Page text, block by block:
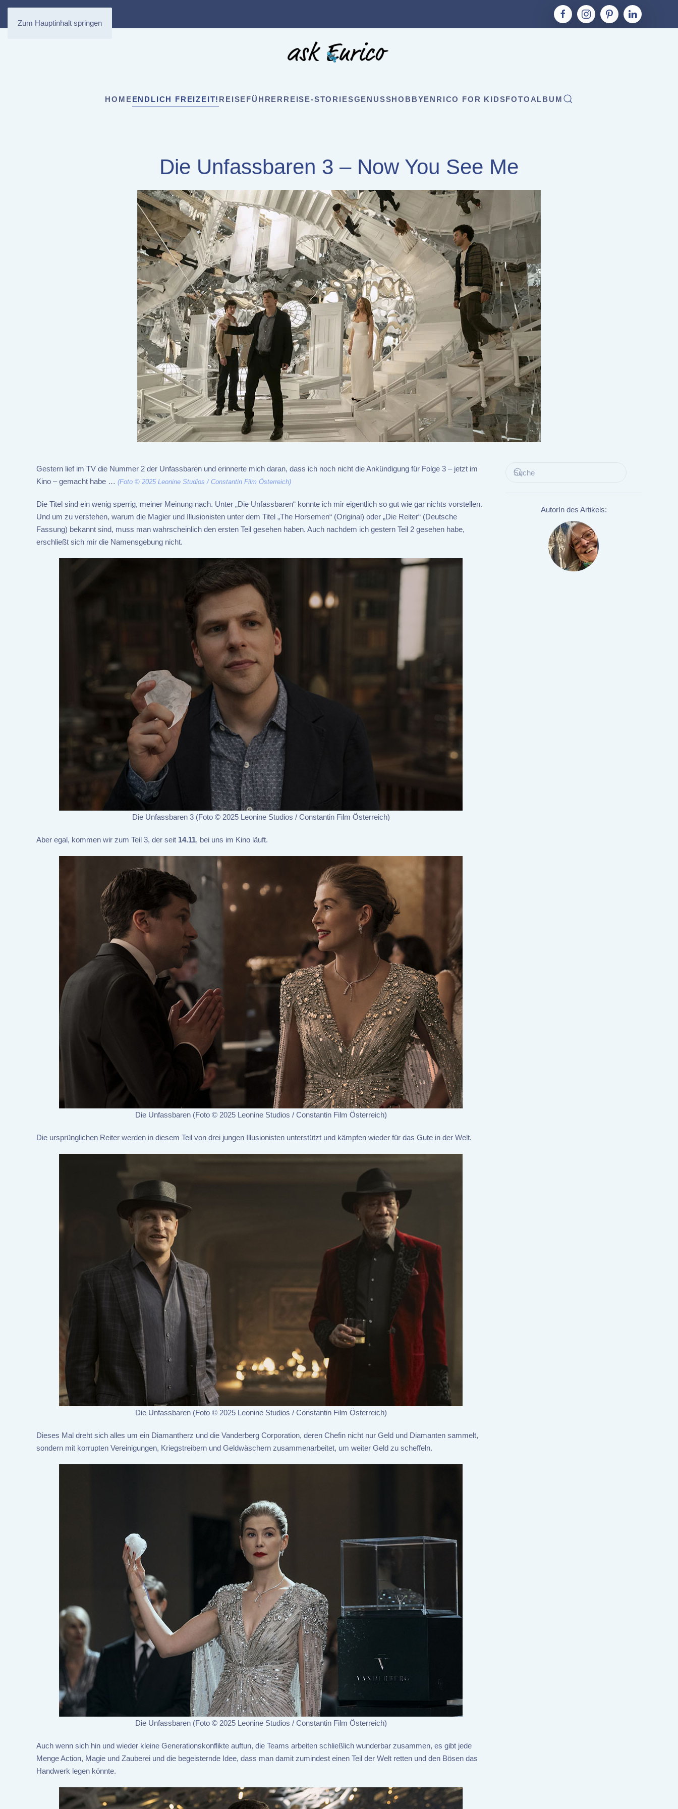
Zum Hauptinhalt springen
HOMEENDLICH FREIZEIT! REISEFÜHRER REISE-STORIESGENUSSHOBBYENRICO FOR KIDSFOTOALBUM
Die Unfassbaren 3 – Now You See Me
Gestern lief im TV die Nummer 2 der Unfassbaren und erinnerte mich daran, dass ich noch nicht die Ankündigung für Folge 3 – jetzt im
Kino – gemacht habe … (Foto © 2025 Leonine Studios / Constantin Film Österreich)
Die Titel sind ein wenig sperrig, meiner Meinung nach. Unter „Die Unfassbaren“ konnte ich mir eigentlich so gut wie gar nichts vorstellen.
Und um zu verstehen, warum die Magier und Illusionisten unter dem Titel „The Horsemen“ (Original) oder „Die Reiter“ (Deutsche
Fassung) bekannt sind, muss man wahrscheinlich den ersten Teil gesehen haben. Auch nachdem ich gestern Teil 2 gesehen habe,
erschließt sich mir die Namensgebung nicht.
Die Unfassbaren 3 (Foto © 2025 Leonine Studios / Constantin Film Österreich)
Aber egal, kommen wir zum Teil 3, der seit 14.11, bei uns im Kino läuft.
Die Unfassbaren (Foto © 2025 Leonine Studios / Constantin Film Österreich)
Die ursprünglichen Reiter werden in diesem Teil von drei jungen Illusionisten unterstützt und kämpfen wieder für das Gute in der Welt.
Die Unfassbaren (Foto © 2025 Leonine Studios / Constantin Film Österreich)
Dieses Mal dreht sich alles um ein Diamantherz und die Vanderberg Corporation, deren Chefin nicht nur Geld und Diamanten sammelt,
sondern mit korrupten Vereinigungen, Kriegstreibern und Geldwäschern zusammenarbeitet, um weiter Geld zu scheffeln.
Die Unfassbaren (Foto © 2025 Leonine Studios / Constantin Film Österreich)
Auch wenn sich hin und wieder kleine Generationskonflikte auftun, die Teams arbeiten schließlich wunderbar zusammen, es gibt jede
Menge Action, Magie und Zauberei und die begeisternde Idee, dass man damit zumindest einen Teil der Welt retten und den Bösen das
Handwerk legen könnte.
AutorIn des Artikels: